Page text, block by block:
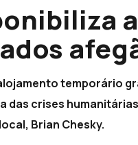
temporário
das crises
Brian Chesky.